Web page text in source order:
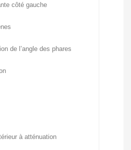
côté gauche
de l’angle des phares
à atténuation